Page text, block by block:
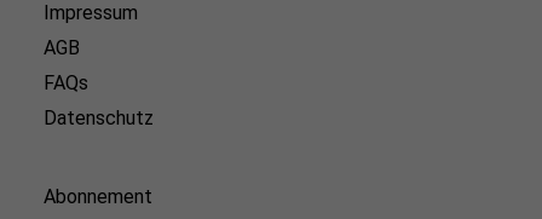
Impressum
AGB
FAQs
Datenschutz
Abonnement